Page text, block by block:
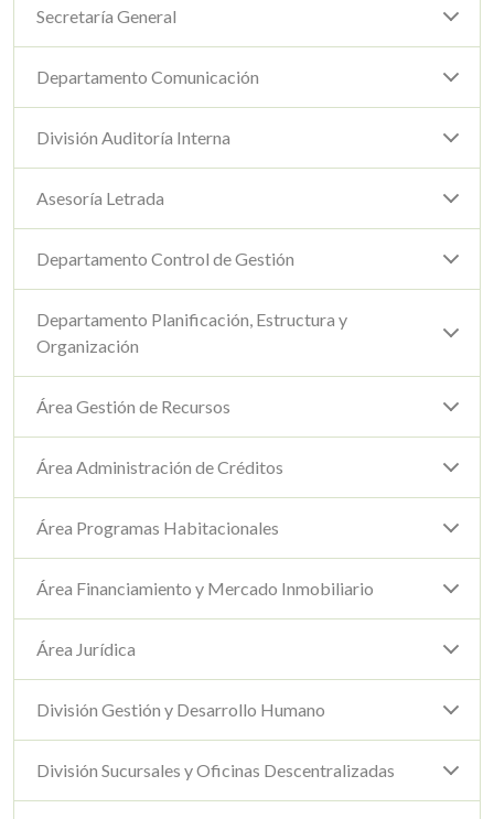
Secretaría General
Departamento Comunicación
División Auditoría Interna
Asesoría Letrada
Departamento Control de Gestión
Departamento Planificación, Estructura y
Organización
Área Gestión de Recursos
Área Administración de Créditos
Área Programas Habitacionales
Área Financiamiento y Mercado Inmobiliario
Área Jurídica
División Gestión y Desarrollo Humano
División Sucursales y Oficinas Descentralizadas